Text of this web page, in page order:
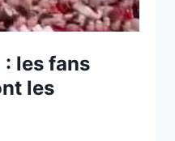
les fans
les